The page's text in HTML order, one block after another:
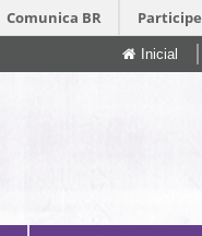
Comunica BR Participe
Inicial